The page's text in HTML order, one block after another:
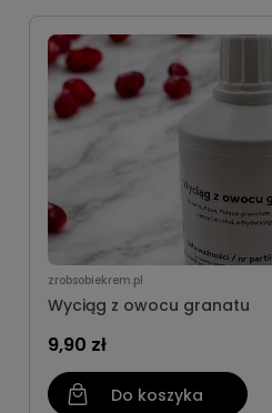
zrobsobiekrem.pl
Wyciąg z owocu granatu
9,90 zł
Do koszyka